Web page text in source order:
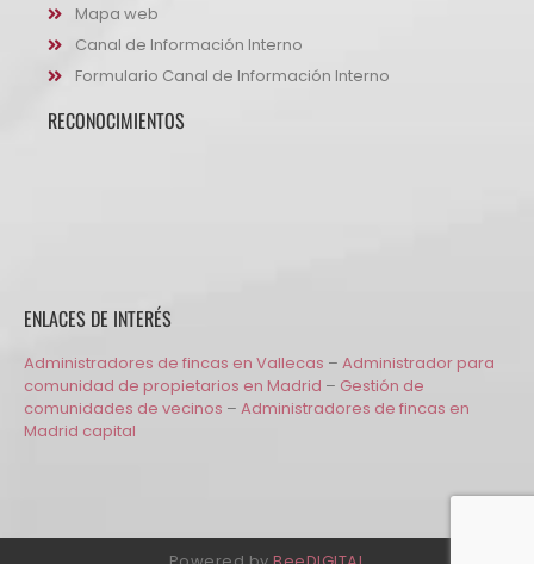
Mapa web
Canal de Información Interno
Formulario Canal de Información Interno
RECONOCIMIENTOS
ENLACES DE INTERÉS
Administradores de fincas en Vallecas – Administrador para
comunidad de propietarios en Madrid – Gestión de
comunidades de vecinos – Administradores de fincas en
Madrid capital